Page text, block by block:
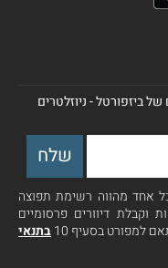
ביזפורטל - ניוזלטרים
אחד מהווה רשימת תפוצה
וקבלת דיוורים פרסומיים
למפורט בסעיף 10
בתנאי